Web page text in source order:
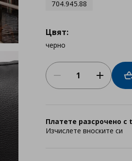
704.945.88
Цвят:
черно
Платете разсрочено с
Изчислете вноските си